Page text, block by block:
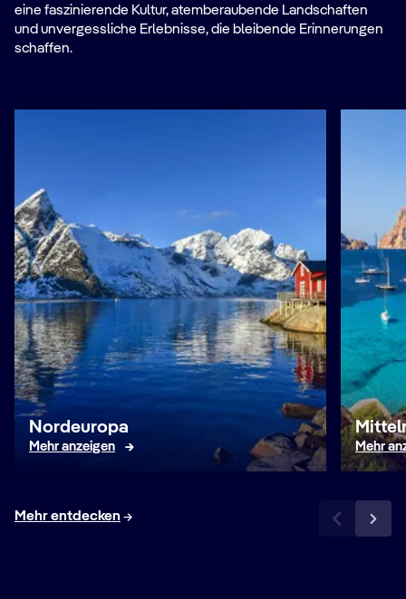
eine faszinierende Kultur, atemberaubende Landschaften
und unvergessliche Erlebnisse, die bleibende Erinnerungen
schaffen.
Nordeuropa
Mehr anzeigen Mehr
Mehr entdecken